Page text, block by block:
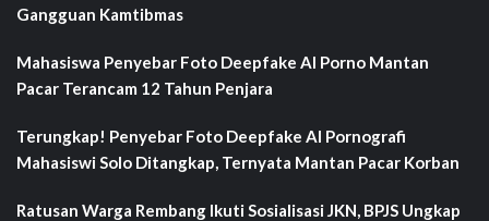
Gangguan Kamtibmas
Mahasiswa Penyebar Foto Deepfake AI Porno Mantan
Pacar Terancam 12 Tahun Penjara
Terungkap! Penyebar Foto Deepfake AI Pornografi
Mahasiswi Solo Ditangkap, Ternyata Mantan Pacar Korban
Ratusan Warga Rembang Ikuti Sosialisasi JKN, BPJS Ungkap